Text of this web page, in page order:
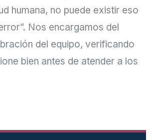
humana, no puede existir eso
Nos encargamos del
del equipo, verificando
bien antes de atender a los